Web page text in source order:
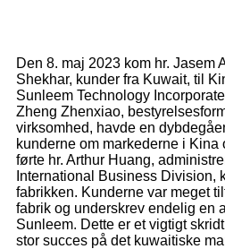
Den 8. maj 2023 kom hr. Jasem
Shekhar, kunder fra Kuwait, til
Sunleem Technology
Zheng Zhenxiao,
virksomhed, havde en
kunderne om markederne i Kina
førte hr. Arthur Huang,
International Business Division,
fabrikken. Kunderne var meget
fabrik og underskrev endelig en
Sunleem. Dette er et vigtigt
stor succes på det kuwaitiske